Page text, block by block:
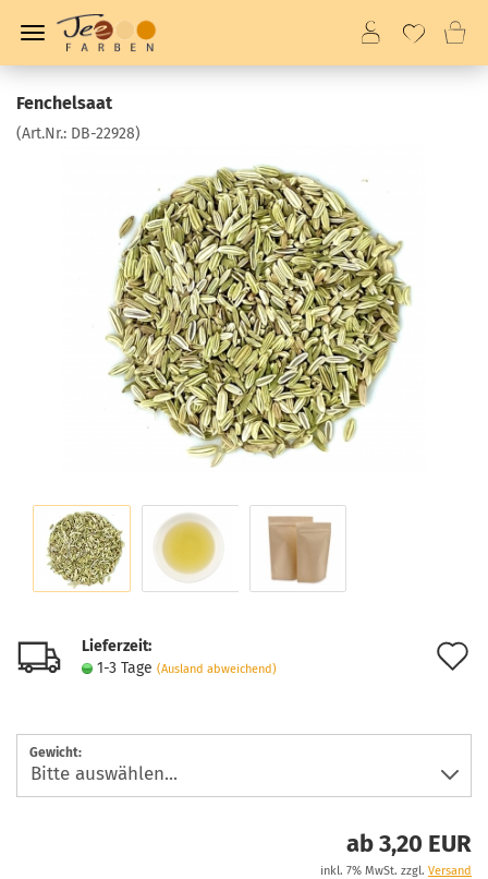
Fenchelsaat
(Art.Nr.: DB-22928)
Lieferzeit:
1-3 Tage (Ausland abweichend)
Gewicht:
ab 3,20 EUR
inkl. 7% MwSt. zzgl. Versand